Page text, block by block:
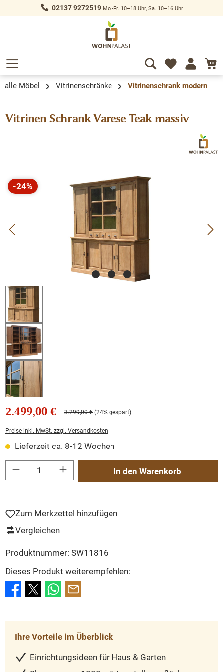
springen 02137 9272519Mo.-Fr. 10–18 Uhr, Sa. 10–16 Uhr
alle Möbel Vitrinenschränke Vitrinenschrank modern
Vitrinen Schrank Varese Teak massiv
Bildergalerie überspringen
-24%
Rabatt
2.499,00 € 3.299,00 € (24% gespart)
Preise inkl. MwSt. zzgl. Versandkosten
Lieferzeit ca. 8-12 Wochen
Produkt Anzahl: Gib den gewünschten Wert ein oder benutze die Schaltflächen
In den Warenkorb
Zum Merkzettel hinzufügen
Vergleichen
Produktnummer: SW11816
Dieses Produkt weiterempfehlen:
Ihre Vorteile im Überblick
Einrichtungsideen für Haus & Garten